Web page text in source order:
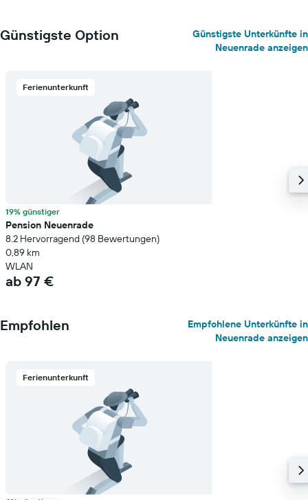
Günstigste Option
Günstigste Unterkünfte in
Neuenrade anzeigen
Ferienunterkunft
19% günstiger
Pension Neuenrade
8.2 Hervorragend (98 Bewertungen)
0,89 km
WLAN
ab 97 €
Empfohlen
Empfohlene Unterkünfte in
Neuenrade anzeigen
Ferienunterkunft